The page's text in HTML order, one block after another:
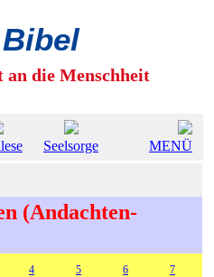
an die Menschheit
Seelsorge MENÜ
(Andachten-
4 5 6 7